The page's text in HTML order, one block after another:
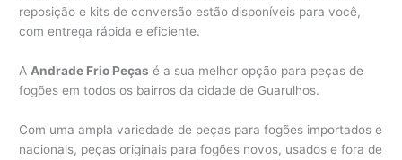
reposição e kits de conversão estão disponíveis para você,
com entrega rápida e eficiente.
A Andrade Frio Peças é a sua melhor opção para peças de
fogões em todos os bairros da cidade de Guarulhos.
Com uma ampla variedade de peças para fogões importados e
nacionais, peças originais para fogões novos, usados e fora de